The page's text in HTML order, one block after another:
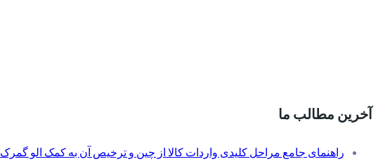
آخرین مطالب ما
راهنمای جامع مراحل کلیدی واردات کالا از چین و ترخیص آن به کمک الو گمرک 24